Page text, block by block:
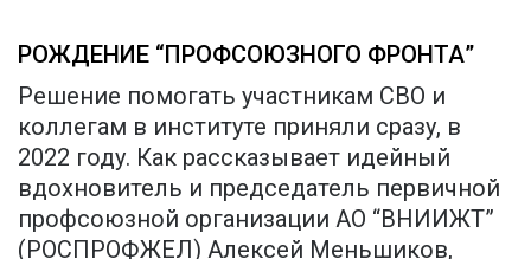
РОЖДЕНИЕ “ПРОФСОЮЗНОГО ФРОНТА”
Решение помогать участникам СВО и
коллегам в институте приняли сразу, в
2022 году. Как рассказывает идейный
вдохновитель и председатель первичной
профсоюзной организации АО “ВНИИЖТ”
(РОСПРОФЖЕЛ) Алексей Меньшиков,